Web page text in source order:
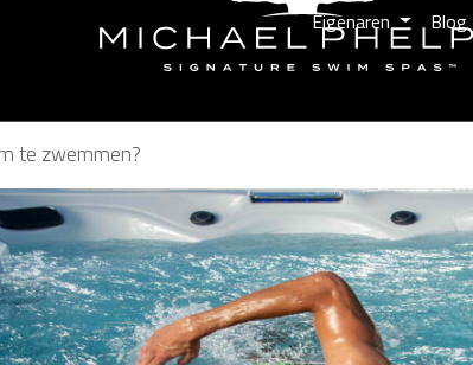
MP HANDTEKENING PRO
Eigenaren Blog
te zwemmen?